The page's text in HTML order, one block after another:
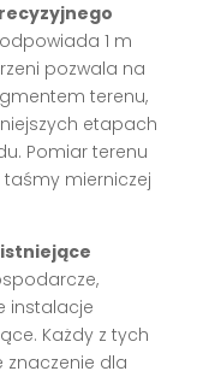
1 m
pozwala na
terenu,
etapach
Pomiar terenu
mierniczej
istniejące
instalacje
Każdy z tych
dla